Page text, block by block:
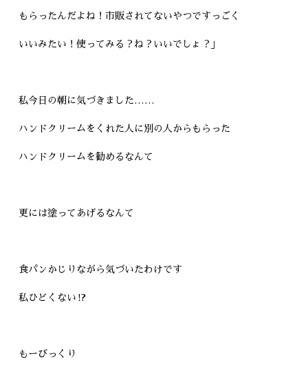
もらったんだよね！市販されてないやつですっごく
いいみたい！使ってみる？ね？いいでしょ？」
私今日の朝に気づきました……
ハンドクリームをくれた人に別の人からもらった
ハンドクリームを勧めるなんて
更には塗ってあげるなんて
食パンかじりながら気づいたわけです
私ひどくない⁉︎
もーびっくり